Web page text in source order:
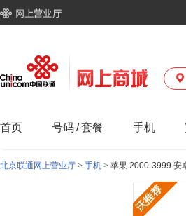
首页 号码/套餐 手机
北京联通网上营业厅 > 手机 > 苹果 2000-3999 安